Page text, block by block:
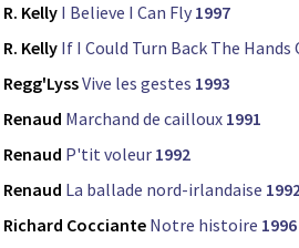
R. Kelly I Believe I Can Fly 1997
R. Kelly If I Could Turn Back The Hands
Regg'LyssVive les gestes 1993
Renaud Marchand de cailloux 1991
Renaud P'tit voleur 1992
Renaud La ballade nord-irlandaise
Richard Cocciante Notre histoire 1996